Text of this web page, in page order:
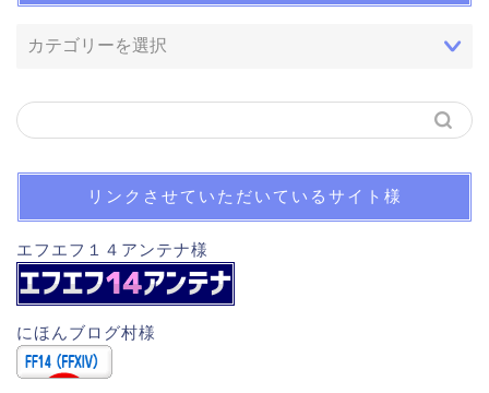
リンクさせていただいているサイト様
エフエフ１４アンテナ様
にほんブログ村様
木人スキル回し一覧